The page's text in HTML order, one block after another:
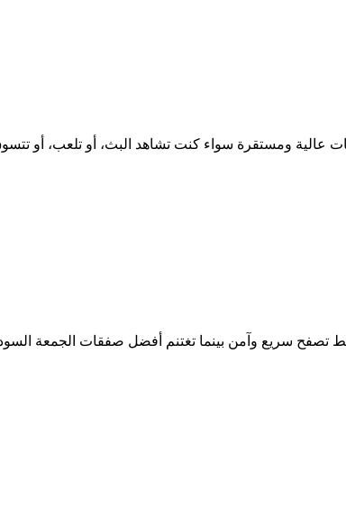
تصفح سريع وآمن بينما تغتنم أفضل صفقات الجمعة